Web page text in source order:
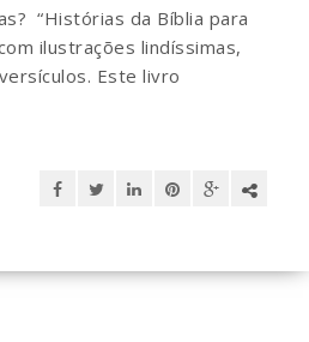
“Histórias da Bíblia para
ilustrações lindíssimas,
Este livro